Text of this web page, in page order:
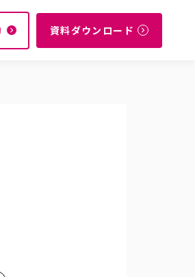
navigate_next 資料ダウンロード navigate_next